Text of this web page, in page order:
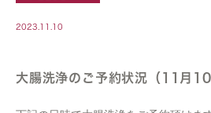
2023.11.10
大腸洗浄のご予約状況（11月10